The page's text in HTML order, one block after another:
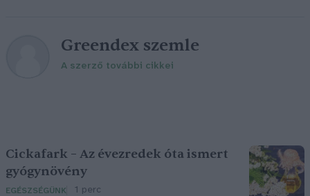
Greendex szemle
A szerző további cikkei
Cickafark – Az évezredek óta ismert
gyógynövény
EGÉSZSÉGÜNK 1 perc